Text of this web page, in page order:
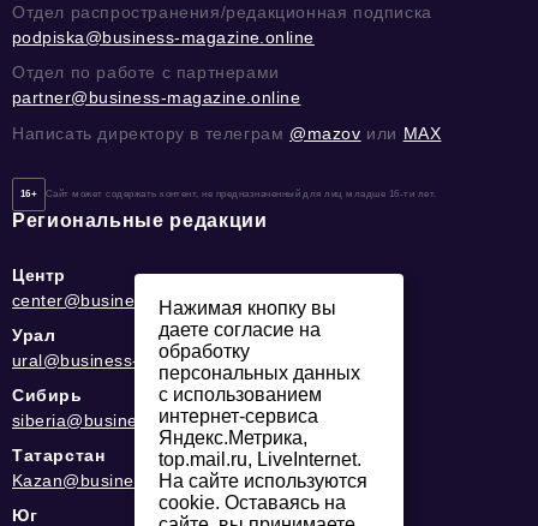
Отдел распространения/редакционная подписка
podpiska@business-magazine.online
Отдел по работе с партнерами
partner@business-magazine.online
Написать директору в телеграм @mazov или MAX
16+ Сайт может содержать контент, не предназначенный для лиц младше 16-ти лет.
Региональные редакции
Центр
center@business-magazine.online
Урал
ural@business-magazine.online
Сибирь
siberia@business-magazine.online
Татарстан
Kazan@business-magazine.online
Юг
Нажимая кнопку вы
даете согласие на
обработку
персональных данных
с использованием
интернет-сервиса
Яндекс.Метрика,
top.mail.ru, LiveInternet.
На сайте используются
cookie. Оставаясь на